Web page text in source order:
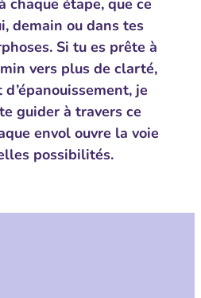
chaque étape, que ce
demain ou dans tes
Si tu es prête à
vers plus de clarté,
je
guider à travers ce
envol ouvre la voie
possibilités.